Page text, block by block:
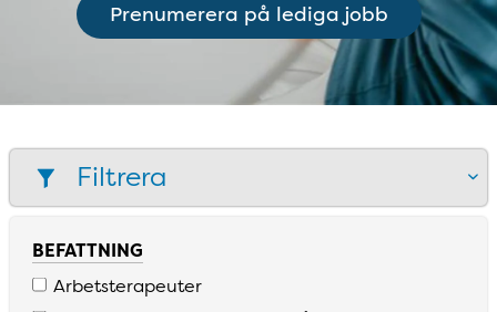
Prenumerera på lediga jobb
Filtrera
BEFATTNING
Arbetsterapeuter